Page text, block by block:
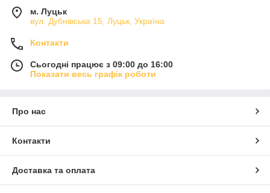
м. Луцьк
вул. Дубнівська 15, Луцьк, Україна
Контакти
Сьогодні працює з 09:00 до 16:00
Показати весь графік роботи
Про нас
Контакти
Доставка та оплата